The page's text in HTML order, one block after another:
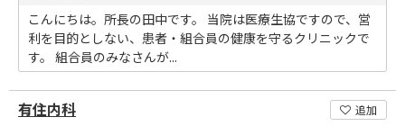
こんにちは。所長の田中です。 当院は医療生協ですので、営
利を目的としない、患者・組合員の健康を守るクリニックで
す。 組合員のみなさんが...
有住内科 追加